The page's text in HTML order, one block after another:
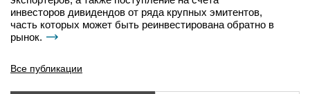
инвесторов дивидендов от ряда крупных эмитентов,
часть которых может быть реинвестирована обратно в
рынок.
Все публикации